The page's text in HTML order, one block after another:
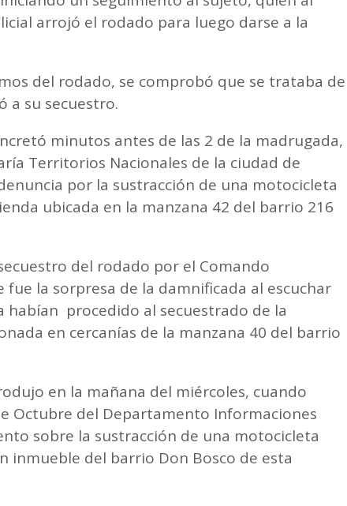
arrojó el rodado para luego darse a la
del rodado, se comprobó que se trataba de
a su secuestro.
minutos antes de las 2 de la madrugada,
Territorios Nacionales de la ciudad de
por la sustracción de una motocicleta
ubicada en la manzana 42 del barrio 216
del rodado por el Comando
fue la sorpresa de la damnificada al escuchar
habían procedido al secuestrado de la
en cercanías de la manzana 40 del barrio
en la mañana del miércoles, cuando
Octubre del Departamento Informaciones
sobre la sustracción de una motocicleta
inmueble del barrio Don Bosco de esta